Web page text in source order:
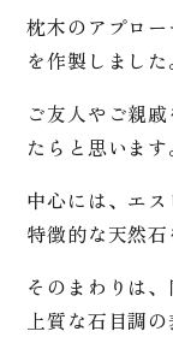
枕木のアプロ
を作製しました
ご友人やご親
たらと思います
中心には、 エス
特徴的な天然石
そのまわりは
上質な石目調